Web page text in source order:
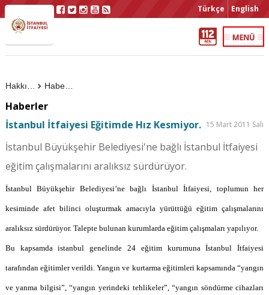
Türkçe English
Haberler
Haberler
İstanbul İtfaiyesi Eğitimde Hız Kesmiyor. 15 Mart 2011 Salı
İstanbul Büyükşehir Belediyesi'ne bağlı İstanbul İtfaiyesi
eğitim çalışmalarını aralıksız sürdürüyor.
İstanbul Büyükşehir Belediyesi’ne bağlı İstanbul İtfaiyesi, toplumun her
kesiminde afet bilinci oluşturmak amacıyla yürüttüğü eğitim çalışmalarını
aralıksız sürdürüyor. Talepte bulunan kurumlarda eğitim çalışmaları yapılıyor.
Bu kapsamda istanbul genelinde 24 eğitim kurumuna İstanbul İtfaiyesi
tarafından eğitimler verildi. Yangın ve kurtarma eğitimleri kapsamında “yangın
ve yanma bilgisi”, “yangın yerindeki tehlikeler”, “yangın söndürme cihazları